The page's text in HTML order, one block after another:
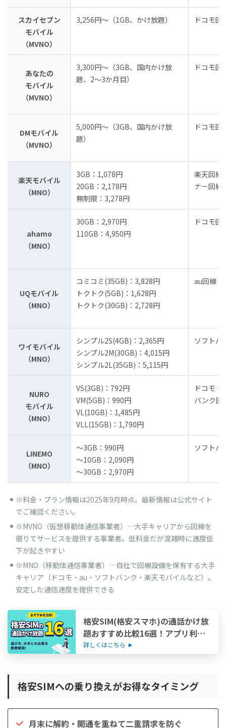
スカイセブン
モバイル
（MVNO）
3,256円～（1GB、かけ放題） ドコモ回
あなたの
モバイル
（MVNO）
3,300円～（3GB、国内かけ放
題、2～3か月目）
ドコモ回
DMモバイル
（MVNO）
5,000円～（3GB、国内かけ放
題）
ドコモ回
楽天モバイル
（MNO）
3GB：1,078円
20GB：2,178円
無制限：3,278円
楽天回線
ナー回線
ahamo
（MNO）
30GB：2,970円
110GB：4,950円
ドコモ回
UQモバイル
（MNO）
コミコミ(35GB)：3,828円
トクトク(5GB)：1,628円
トクトク(30GB)：2,728円
au回線
ワイモバイル
（MNO）
シンプル2S(4GB)：2,365円
シンプル2M(30GB)：4,015円
シンプル2L(35GB)：5,115円
ソフトバ
NURO
モバイル
（MNO）
VS(3GB)：792円
VM(5GB)：990円
VL(10GB)：1,485円
VLL(15GB)：1,790円
ドコモ・
バンク回
LINEMO
（MNO）
～3GB：990円
～10GB：2,090円
～30GB：2,970円
ソフトバ
※料金・プラン情報は2025年9月時点。最新情報は公式サイト
でご確認ください。
※MVNO（仮想移動体通信事業者）…大手キャリアから回線を
借りてサービスを提供する事業者。低料金だが混雑時に速度低
下が起きやすい
※MNO（移動体通信事業者）…自社で回線設備を保有する大手
キャリア（ドコモ・au・ソフトバンク・楽天モバイルなど）。
安定した通信速度を提供できる
格安SIM(格安スマホ)の通話かけ放
題おすすめ比較16選！アプリ利用
なしの最安はここ
詳しくはこちら
格安SIMへの乗り換えがお得なタイミング
月末に解約・開通を重ねて二重請求を防ぐ